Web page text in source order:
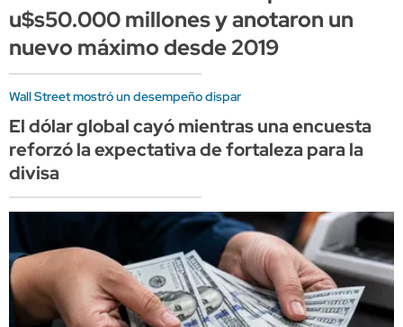
u$s50.000 millones y anotaron un
nuevo máximo desde 2019
Wall Street mostró un desempeño dispar
El dólar global cayó mientras una encuesta
reforzó la expectativa de fortaleza para la
divisa